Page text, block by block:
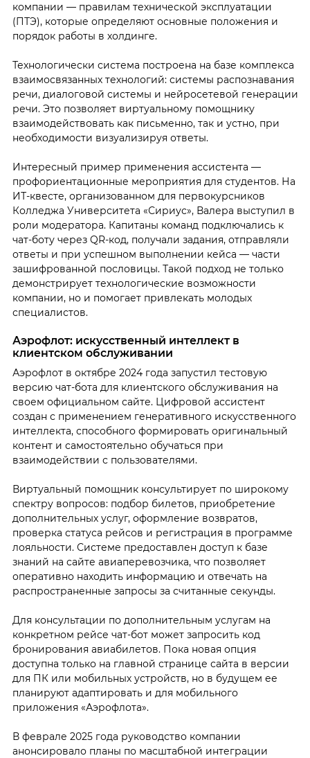
компании — правилам технической эксплуатации
(ПТЭ), которые определяют основные положения и
порядок работы в холдинге.
Технологически система построена на базе комплекса
взаимосвязанных технологий: системы распознавания
речи, диалоговой системы и нейросетевой генерации
речи. Это позволяет виртуальному помощнику
взаимодействовать как письменно, так и устно, при
необходимости визуализируя ответы.
Интересный пример применения ассистента —
профориентационные мероприятия для студентов. На
ИТ-квесте, организованном для первокурсников
Колледжа Университета «Сириус», Валера выступил в
роли модератора. Капитаны команд подключались к
чат-боту через QR-код, получали задания, отправляли
ответы и при успешном выполнении кейса — части
зашифрованной пословицы. Такой подход не только
демонстрирует технологические возможности
компании, но и помогает привлекать молодых
специалистов.
Аэрофлот: искусственный интеллект в
клиентском обслуживании
Аэрофлот в октябре 2024 года запустил тестовую
версию чат-бота для клиентского обслуживания на
своем официальном сайте. Цифровой ассистент
создан с применением генеративного искусственного
интеллекта, способного формировать оригинальный
контент и самостоятельно обучаться при
взаимодействии с пользователями.
Виртуальный помощник консультирует по широкому
спектру вопросов: подбор билетов, приобретение
дополнительных услуг, оформление возвратов,
проверка статуса рейсов и регистрация в программе
лояльности. Системе предоставлен доступ к базе
знаний на сайте авиаперевозчика, что позволяет
оперативно находить информацию и отвечать на
распространенные запросы за считанные секунды.
Для консультации по дополнительным услугам на
конкретном рейсе чат-бот может запросить код
бронирования авиабилетов. Пока новая опция
доступна только на главной странице сайта в версии
для ПК или мобильных устройств, но в будущем ее
планируют адаптировать и для мобильного
приложения «Аэрофлота».
В феврале 2025 года руководство компании
анонсировало планы по масштабной интеграции